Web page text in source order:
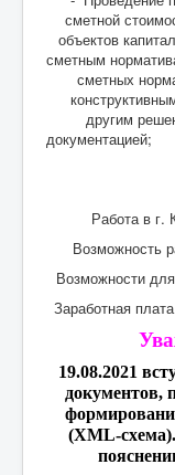
сметной
объектов
сметным
сметных
другим
Работа в г.
Возможность
Возможности
Заработная
19.08.2021
документов,
(XML-схема).